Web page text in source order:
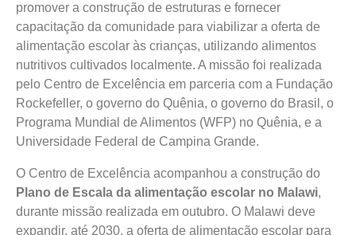
promover a construção de estruturas e fornecer
capacitação da comunidade para viabilizar a oferta de
alimentação escolar às crianças, utilizando alimentos
nutritivos cultivados localmente. A missão foi realizada
pelo Centro de Excelência em parceria com a Fundação
Rockefeller, o governo do Quênia, o governo do Brasil, o
Programa Mundial de Alimentos (WFP) no Quênia, e a
Universidade Federal de Campina Grande.
O Centro de Excelência acompanhou a construção do
Plano de Escala da alimentação escolar no Malawi,
durante missão realizada em outubro. O Malawi deve
expandir, até 2030, a oferta de alimentação escolar para